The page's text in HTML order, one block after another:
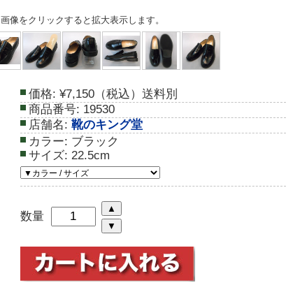
画像をクリックすると拡大表示します。
価格: ¥7,150（税込）送料別
商品番号: 19530
店舗名: 靴のキング堂
カラー: ブラック
サイズ: 22.5cm
数量